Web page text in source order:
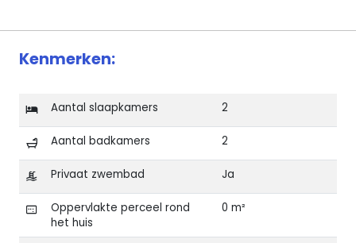
Kenmerken:
Aantal slaapkamers 2
Aantal badkamers 2
Privaat zwembad Ja
Oppervlakte perceel rond
het huis
0 m²